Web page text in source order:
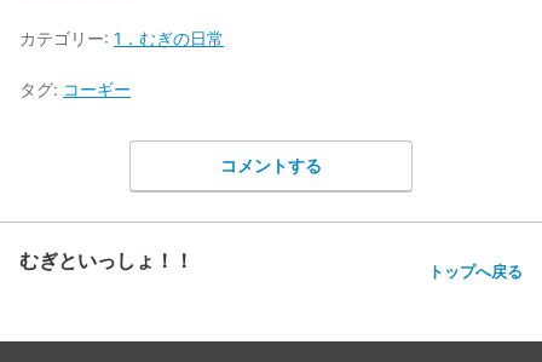
カテゴリー: 1．むぎの日常
タグ: コーギー
コメントする
むぎといっしょ！！ トップへ戻る